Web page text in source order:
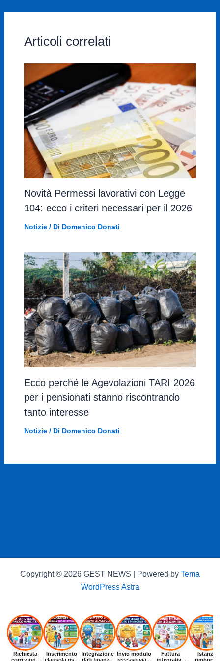
Articoli correlati
Novità Permessi lavorativi con Legge
104: ecco i criteri necessari per il 2026
Notizie/ Di Domenico Donati
Ecco perché le Agevolazioni TARI 2026
per i pensionati stanno riscontrando
tanto interesse
Notizie/ Di Domenico Donati
Copyright © 2026 GEST NEWS | Powered by Tema
WordPress Astra
Richiesta
correzione
Inserimento
clausola ris...
Integrazione
dati finanz...
Invio modulo
recesso via...
Fattura
integrativa
Istanza
rimborso